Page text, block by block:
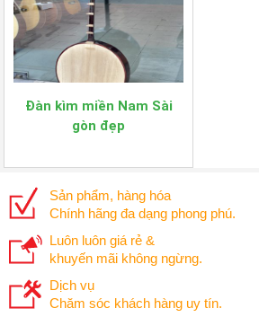
Đàn kìm miền Nam Sài
gòn đẹp
Sản phẩm, hàng hóa
Chính hãng đa dạng phong phú.
Luôn luôn giá rẻ &
khuyến mãi không ngừng.
Dịch vụ
Chăm sóc khách hàng uy tín.